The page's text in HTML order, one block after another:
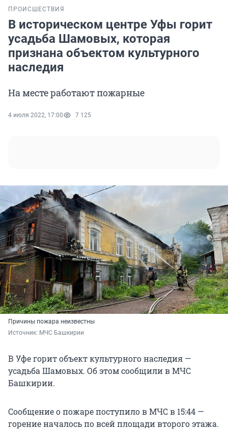
ПРОИСШЕСТВИЯ
В историческом центре Уфы горит
усадьба Шамовых, которая
признана объектом культурного
наследия
На месте работают пожарные
4 июля 2022, 17:00 7 125
Причины пожара неизвестны
Источник: МЧС Башкирии
В Уфе горит объект культурного наследия —
усадьба Шамовых. Об этом сообщили в МЧС
Башкирии.
Сообщение о пожаре поступило в МЧС в 15:44 —
горение началось по всей площади второго этажа.